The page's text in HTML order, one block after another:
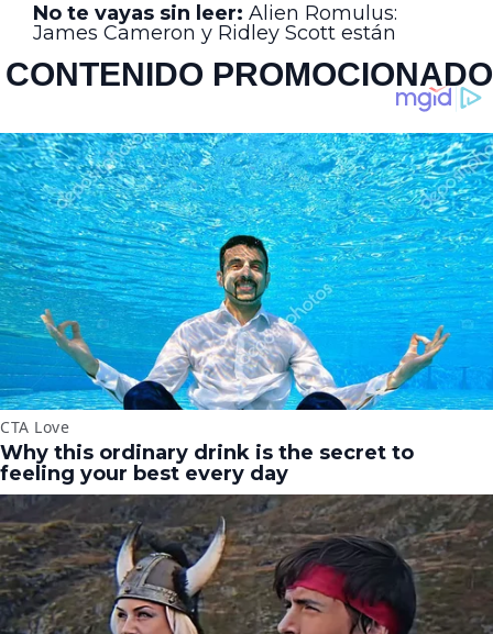
No te vayas sin leer: Alien Romulus:
James Cameron y Ridley Scott están